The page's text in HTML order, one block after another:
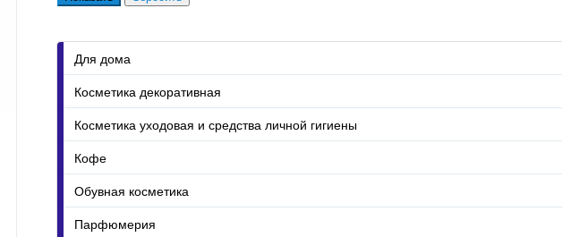
Для дома
Косметика декоративная
Косметика уходовая и средства личной гигиены
Кофе
Обувная косметика
Парфюмерия